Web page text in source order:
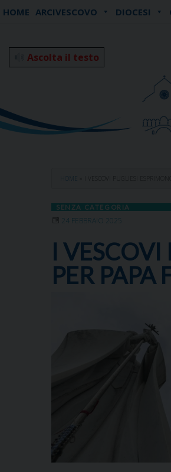
Skip
HOME ARCIVESCOVO DIOCESI
Ascolta il testo
HOME
SENZA CATEGORIA
24 FEBBRAIO 2025
I
PER PAPA